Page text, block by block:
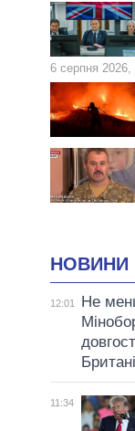
6 серпня 2026,
НОВИНИ
12:01
Не
11:34